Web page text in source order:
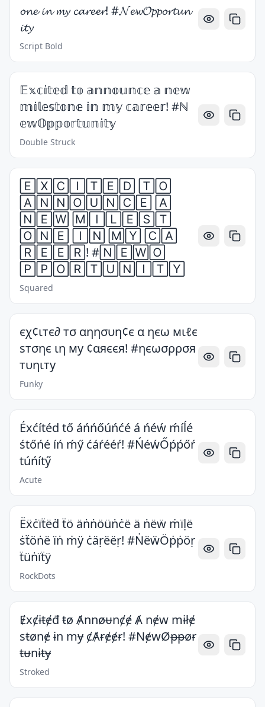
𝓸𝓷𝓮 𝓲𝓷 𝓶𝔂 𝓬𝓪𝓻𝓮𝓮𝓻! #𝓝𝓮𝔀𝓞𝓹𝓹𝓸𝓻𝓽𝓾𝓷
𝓲𝓽𝔂
Script Bold
𝔼𝕩𝕔𝕚𝕥𝕖𝕕 𝕥𝕠 𝕒𝕟𝕟𝕠𝕦𝕟𝕔𝕖 𝕒 𝕟𝕖𝕨
𝕞𝕚𝕝𝕖𝕤𝕥𝕠𝕟𝕖 𝕚𝕟 𝕞𝕪 𝕔𝕒𝕣𝕖𝕖𝕣! #ℕ
𝕖𝕨𝕆𝕡𝕡𝕠𝕣𝕥𝕦𝕟𝕚𝕥𝕪
Double Struck
🄴🅇🄲🄸🅃🄴🄳 🅃🄾
🄰🄽🄽🄾🅄🄽🄲🄴 🄰
🄽🄴🅆 🄼🄸🄻🄴🅂🅃
🄾🄽🄴 🄸🄽 🄼🅈 🄲🄰
🅁🄴🄴🅁! #🄽🄴🅆🄾
🄿🄿🄾🅁🅃🅄🄽🄸🅃🅈
Squared
єχ¢ιтє∂ тσ αηησυη¢є α ηєω мιℓє
ѕтσηє ιη му ¢αяєєя! #ηєωσρρσя
тυηιту
Funky
Éxćítéd tő áńńőúńćé á ńéẃ ḿíĺé
śtőńé íń ḿӳ ćáŕééŕ! #ŃéẃŐṕṕőŕ
túńítӳ
Acute
Ёẍċïẗëḋ ẗö äṅṅöüṅċë ä ṅëẅ ṁïḷë
ṡẗöṅë ïṅ ṁÿ ċäṛëëṛ! #ṄëẅÖṗṗöṛ
ẗüṅïẗÿ
RockDots
Ɇxȼɨŧɇđ ŧø Ⱥnnøᵾnȼɇ Ⱥ nɇw mɨłɇ
sŧønɇ ɨn mɏ ȼȺɍɇɇɍ! #NɇwØᵽᵽøɍ
ŧᵾnɨŧɏ
Stroked